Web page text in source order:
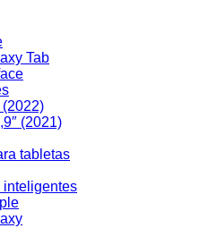
Tab
(2022)
(2021)
tabletas
inteligentes